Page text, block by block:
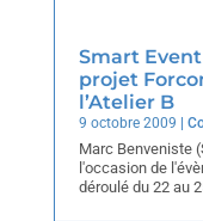
Smart
projet
l’Atelier B
9 octobre 2009
Marc Benveniste
l'occasion de
déroulé du 22 au